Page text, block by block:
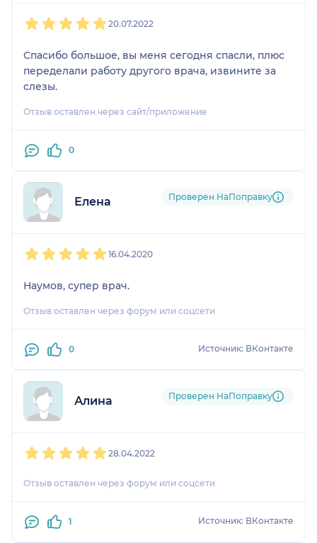
20.07.2022
Спасибо большое, вы меня сегодня спасли, плюс
переделали работу другого врача, извините за
слезы.
Отзыв оставлен через сайт/приложение
0
Елена Проверен НаПоправку
16.04.2020
Наумов, супер врач.
Отзыв оставлен через форум или соцсети
0 Источник: ВКонтакте
Алина Проверен НаПоправку
28.04.2022
Отзыв оставлен через форум или соцсети
1 Источник: ВКонтакте